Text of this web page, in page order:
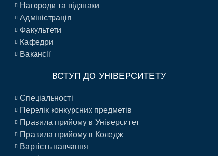
Нагороди та відзнаки
Адміністрація
Факультети
Кафедри
Вакансії
ВСТУП ДО УНІВЕРСИТЕТУ
Спеціальності
Перелік конкурсних предметів
Правила прийому в Університет
Правила прийому в Коледж
Вартість навчання